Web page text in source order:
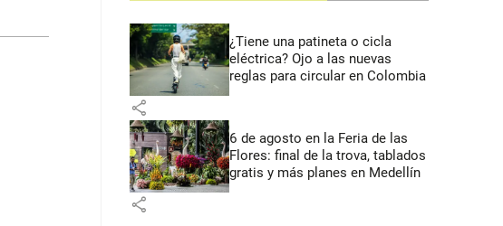
¿Tiene una patineta o cicla
eléctrica? Ojo a las nuevas
reglas para circular en Colombia
share
6 de agosto en la Feria de las
Flores: final de la trova, tablados
gratis y más planes en Medellín
share